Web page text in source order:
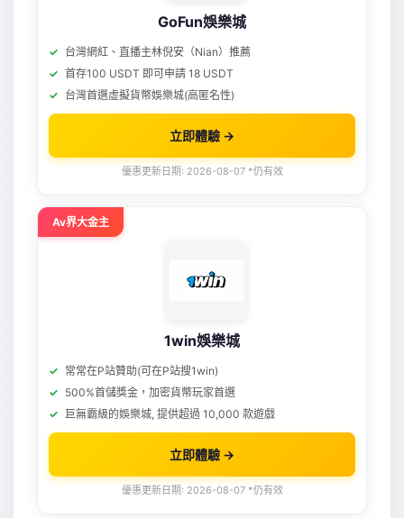
GoFun娛樂城
台灣網紅、直播主林倪安（Nian）推薦
首存100 USDT 即可申請 18 USDT
台灣首選虛擬貨幣娛樂城(高匿名性)
立即體驗 →
優惠更新日期: 2026-08-07 *仍有效
Av界大金主
1win娛樂城
常常在P站贊助(可在P站搜1win)
500%首儲獎金，加密貨幣玩家首選
巨無霸級的娛樂城, 提供超過 10,000 款遊戲
立即體驗 →
優惠更新日期: 2026-08-07 *仍有效